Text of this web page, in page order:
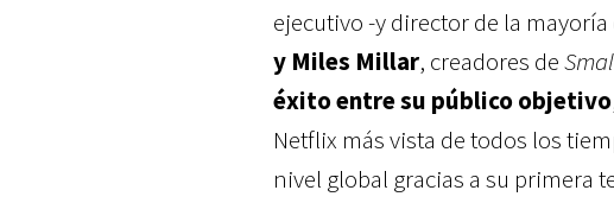
ejecutivo -y director de la
y Miles Millar, creadores de
éxito entre su público objetivo
Netflix más vista de todos los
nivel global gracias a su primera